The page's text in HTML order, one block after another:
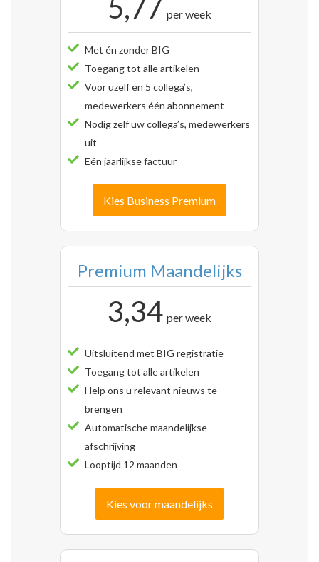
5,77 per week
Met én zonder BIG
Toegang tot alle artikelen
Voor uzelf en 5 collega’s,
medewerkers één abonnement
Nodig zelf uw collega’s, medewerkers
uit
Eén jaarlijkse factuur
Kies Business Premium
Premium Maandelijks
3,34 per week
Uitsluitend met BIG registratie
Toegang tot alle artikelen
Help ons u relevant nieuws te
brengen
Automatische maandelijkse
afschrijving
Looptijd 12 maanden
Kies voor maandelijks